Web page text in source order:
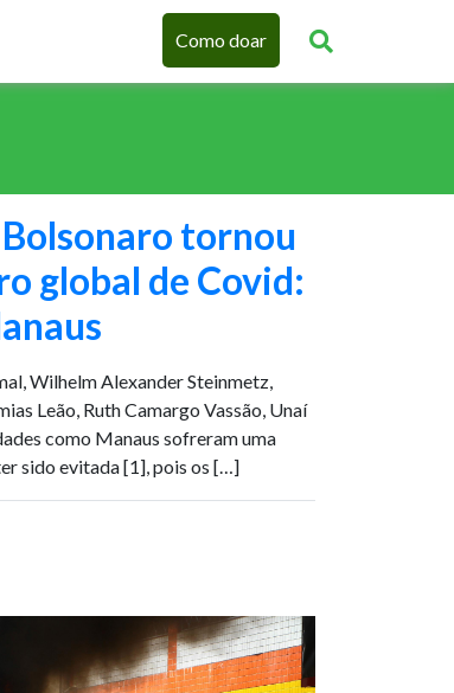
Como doar
tornou
global de Covid:
Wilhelm Alexander Steinmetz,
Leão, Ruth Camargo Vassão, Unaí
como Manaus sofreram uma
sido evitada [1], pois os […]